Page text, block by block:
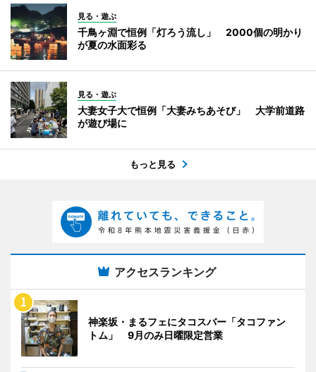
見る・遊ぶ
千鳥ヶ淵で恒例「灯ろう流し」 2000個の明かり
が夏の水面彩る
見る・遊ぶ
大妻女子大で恒例「大妻みちあそび」 大学前道路
が遊び場に
もっと見る
アクセスランキング
神楽坂・まるフェにタコスバー「タコファン
トム」 9月のみ日曜限定営業